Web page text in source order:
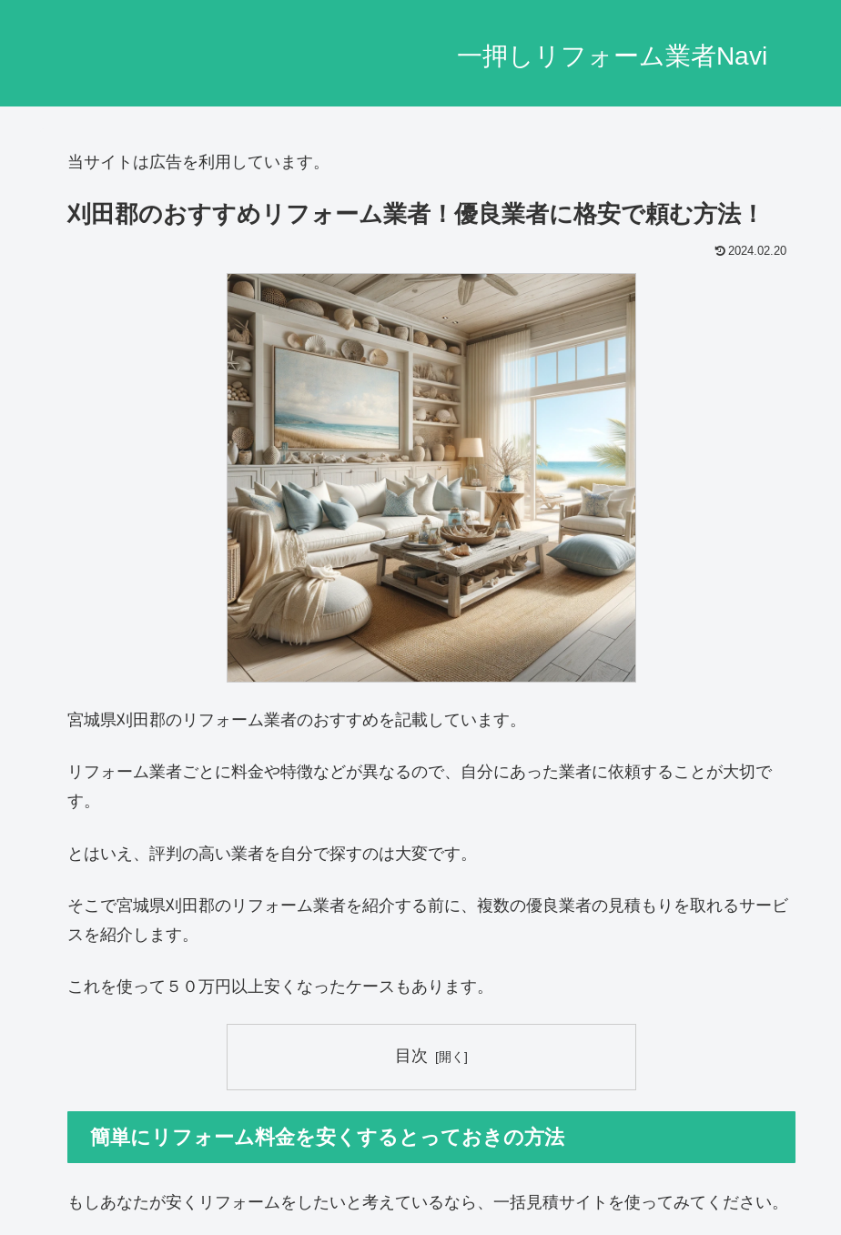
一押しリフォーム業者Navi
当サイトは広告を利用しています。
刈田郡のおすすめリフォーム業者！優良業者に格安で頼む方法！
2024.02.20
宮城県刈田郡のリフォーム業者のおすすめを記載しています。
リフォーム業者ごとに料金や特徴などが異なるので、自分にあった業者に依頼することが大切で
す。
とはいえ、評判の高い業者を自分で探すのは大変です。
そこで宮城県刈田郡のリフォーム業者を紹介する前に、複数の優良業者の見積もりを取れるサービ
スを紹介します。
これを使って５０万円以上安くなったケースもあります。
目次
簡単にリフォーム料金を安くするとっておきの方法
もしあなたが安くリフォームをしたいと考えているなら、一括見積サイトを使ってみてください。